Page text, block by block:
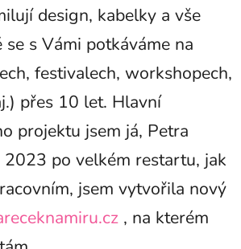
design, kabelky a vše
se s Vámi potkáváme na
festivalech, workshopech,
přes 10 let. Hlavní
projektu jsem já, Petra
2023 po velkém restartu, jak
jsem vytvořila nový
, na kterém